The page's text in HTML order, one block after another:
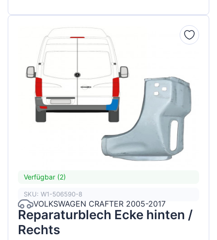
Verfügbar (2)
SKU: W1-506590-8
VOLKSWAGEN CRAFTER 2005-2017
Reparaturblech Ecke hinten /
Rechts